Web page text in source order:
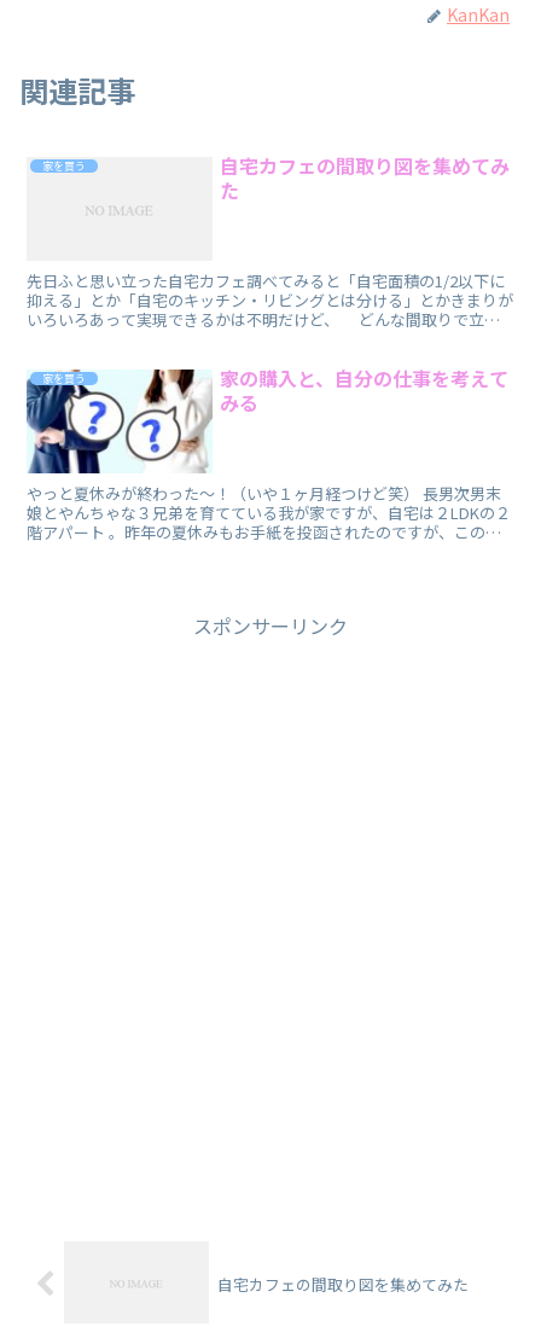
KanKan
関連記事
家を買う
自宅カフェの間取り図を集めてみ
た
先日ふと思い立った自宅カフェ調べてみると「自宅面積の1/2以下に
抑える」とか「自宅のキッチン・リビングとは分ける」とかきまりが
いろいろあって実現できるかは不明だけど、 どんな間取りで立て
家を買う
家の購入と、自分の仕事を考えて
みる
やっと夏休みが終わった〜！（いや１ヶ月経つけど笑） 長男次男末
娘とやんちゃな３兄弟を育てている我が家ですが、自宅は２LDKの２
階アパート 。昨年の夏休みもお手紙を投函されたのですが、この夏
スポンサーリンク
自宅カフェの間取り図を集めてみた